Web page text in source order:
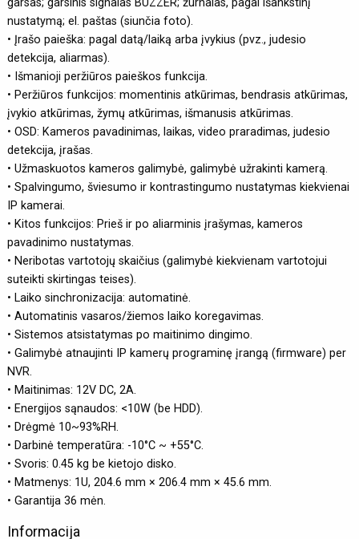
nustatymą; el. paštas (siunčia foto).
• Įrašo paieška: pagal datą/laiką arba įvykius (pvz., judesio
detekcija, aliarmas).
• Išmanioji peržiūros paieškos funkcija.
• Peržiūros funkcijos: momentinis atkūrimas, bendrasis atkūrimas,
įvykio atkūrimas, žymų atkūrimas, išmanusis atkūrimas.
• OSD: Kameros pavadinimas, laikas, video praradimas, judesio
detekcija, įrašas.
• Užmaskuotos kameros galimybė, galimybė užrakinti kamerą.
• Spalvingumo, šviesumo ir kontrastingumo nustatymas kiekvienai
IP kamerai.
• Kitos funkcijos: Prieš ir po aliarminis įrašymas, kameros
pavadinimo nustatymas.
• Neribotas vartotojų skaičius (galimybė kiekvienam vartotojui
suteikti skirtingas teises).
• Laiko sinchronizacija: automatinė.
• Automatinis vasaros/žiemos laiko koregavimas.
• Sistemos atsistatymas po maitinimo dingimo.
• Galimybė atnaujinti IP kamerų programinę įrangą (firmware) per
NVR.
• Maitinimas: 12V DC, 2A.
• Energijos sąnaudos: <10W (be HDD).
• Drėgmė 10~93%RH.
• Darbinė temperatūra: -10°C ~ +55°C.
• Svoris: 0.45 kg be kietojo disko.
• Matmenys: 1U, 204.6 mm × 206.4 mm × 45.6 mm.
• Garantija 36 mėn.
Informacija